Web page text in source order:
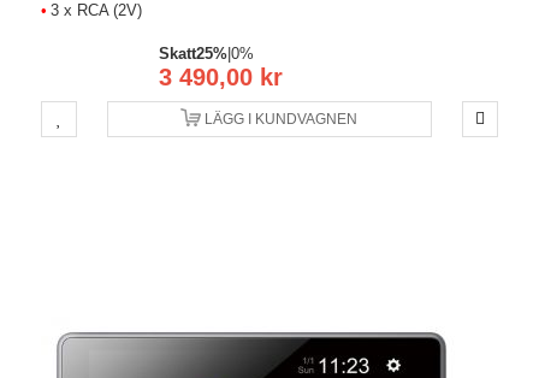
3 x RCA (2V)
3 490,00 kr
Skatt25% 0%
LÄGG I KUNDVAGNEN